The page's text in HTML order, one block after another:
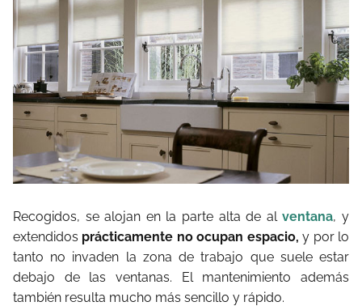
Recogidos, se alojan en la parte alta de alventana, y
extendidos prácticamente no ocupan espacio, y por lo
tanto no invaden la zona de trabajo que suele estar
debajo de las ventanas. El mantenimiento además
también resulta mucho más sencillo y rápido.